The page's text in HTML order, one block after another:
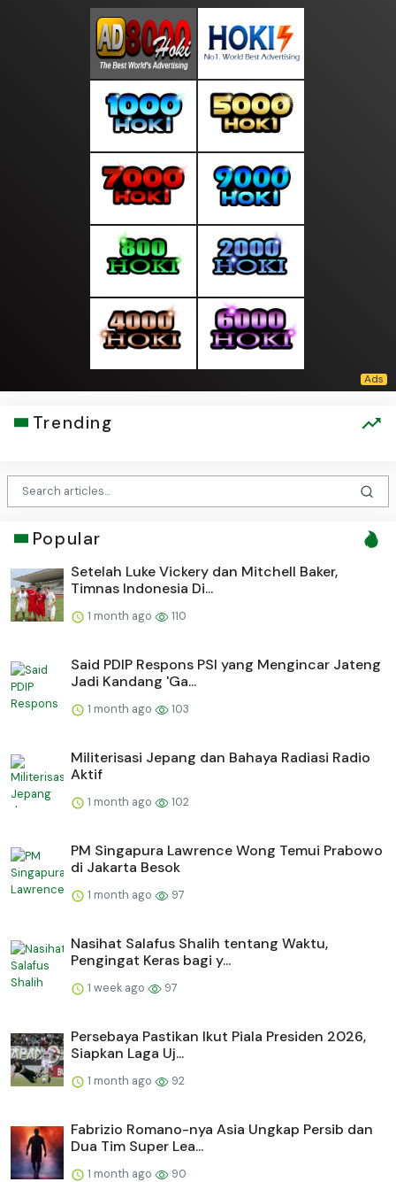
Trending
Popular
Setelah Luke Vickery dan Mitchell Baker,
Timnas Indonesia Di...
1 month ago 110
Said PDIP Respons PSI yang Mengincar Jateng
Jadi Kandang 'Ga...
1 month ago 103
Militerisasi Jepang dan Bahaya Radiasi Radio
Aktif
1 month ago 102
PM Singapura Lawrence Wong Temui Prabowo
di Jakarta Besok
1 month ago 97
Nasihat Salafus Shalih tentang Waktu,
Pengingat Keras bagi y...
1 week ago 97
Persebaya Pastikan Ikut Piala Presiden 2026,
Siapkan Laga Uj...
1 month ago 92
Fabrizio Romano-nya Asia Ungkap Persib dan
Dua Tim Super Lea...
1 month ago 90